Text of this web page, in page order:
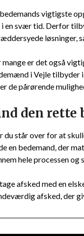
vigtigste
en svær tid. Derfor
løsninger,
mange er det også
i Vejle tilbyder
de pårørende
den rette
du står over for at
en bedemand, der
hele processen
afsked med en
afsked, der